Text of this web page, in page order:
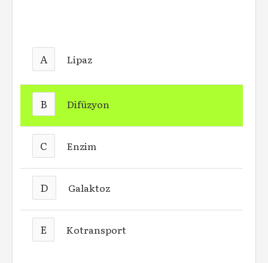
A Lipaz
B Difüzyon
C Enzim
D Galaktoz
E Kotransport